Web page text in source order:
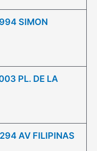
SIMON
PL. DE LA
AV FILIPINAS